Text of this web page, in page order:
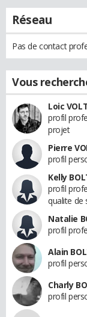
Réseau
Pas de contact
Vous
Loic
profil
projet
Pierre
profil
Kelly
profil
qualite de
Natalie
profil
Alain
profil
Charly
profil